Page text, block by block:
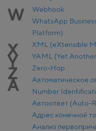
W
Webhook
WhatsApp
Platform)
X XML (eXtensible
Y YAML (Yet
Z Zero-Hop
А
Автоматическое
Number
Автоответ (Auto-
Адрес конечной
Анализ